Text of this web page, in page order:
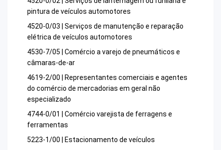
pintura de veículos automotores
4520-0/03 | Serviços de manutenção e reparação
elétrica de veículos automotores
4530-7/05 | Comércio a varejo de pneumáticos e
câmaras-de-ar
4619-2/00 | Representantes comerciais e agentes
do comércio de mercadorias em geral não
especializado
4744-0/01 | Comércio varejista de ferragens e
ferramentas
5223-1/00 | Estacionamento de veículos